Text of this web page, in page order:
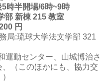
5時半開場/6時~9時
部 新棟 215 教室
円
局:琉球大学法文学部 321
運動センター、山城博治さ
（このほかにも、協力交